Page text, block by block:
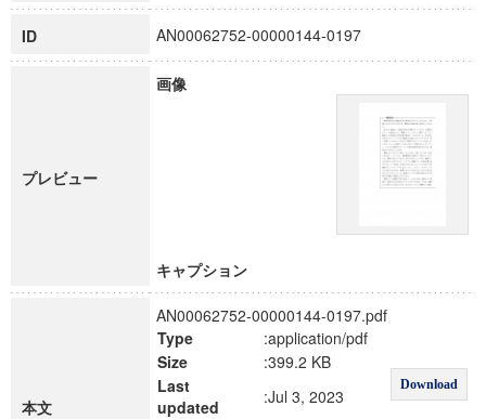
ID AN00062752-00000144-0197
プレビュー
画像
キャプション
本文
AN00062752-00000144-0197.pdf
Type
:application/pdf
Download
Size
:399.2 KB
Last
updated
:Jul 3, 2023